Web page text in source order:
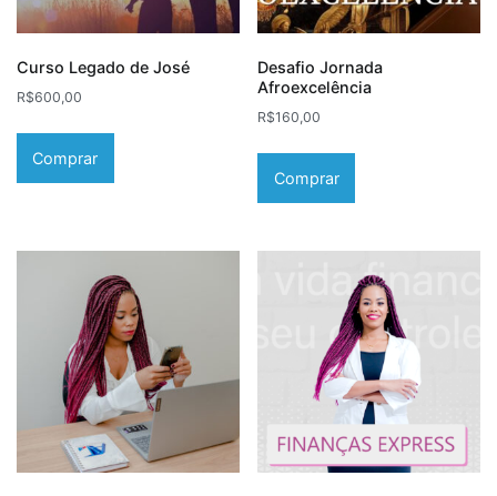
Curso Legado de José
R$600,00
Comprar
Desafio Jornada
Afroexcelência
R$160,00
Comprar